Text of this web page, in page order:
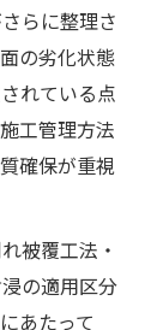
らに整理さ
の劣化状態
れている点
工管理方法
確保が重視
被覆工法・
の適用区分
あたって